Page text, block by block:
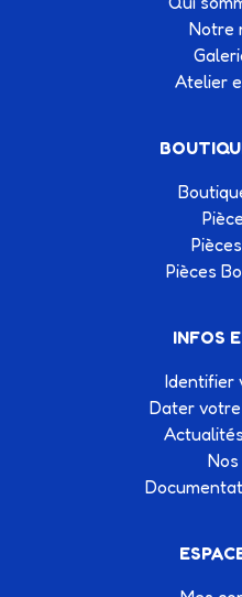
Notre
Atelier
Pièces
INFOS
Identifier
Dater